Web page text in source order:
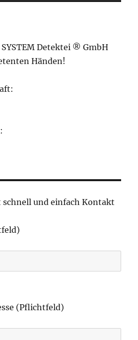
Detektei ® GmbH
Händen!
schnell und einfach Kontakt
(Pflichtfeld)